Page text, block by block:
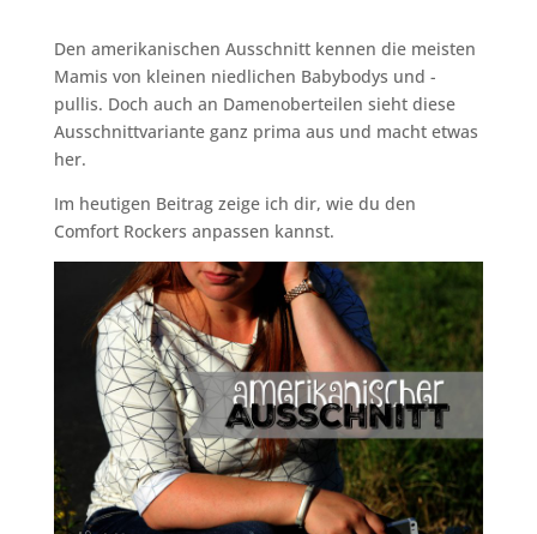
Den amerikanischen Ausschnitt kennen die meisten
Mamis von kleinen niedlichen Babybodys und -
pullis. Doch auch an Damenoberteilen sieht diese
Ausschnittvariante ganz prima aus und macht etwas
her.
Im heutigen Beitrag zeige ich dir, wie du den
Comfort Rockers anpassen kannst.